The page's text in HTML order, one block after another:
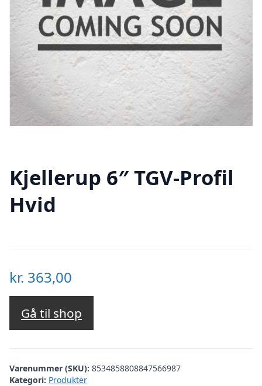
Kjellerup 6″ TGV-Profil
Hvid
kr. 363,00
Gå til shop
Varenummer (SKU): 8534858808847566987
Kategori: Produkter